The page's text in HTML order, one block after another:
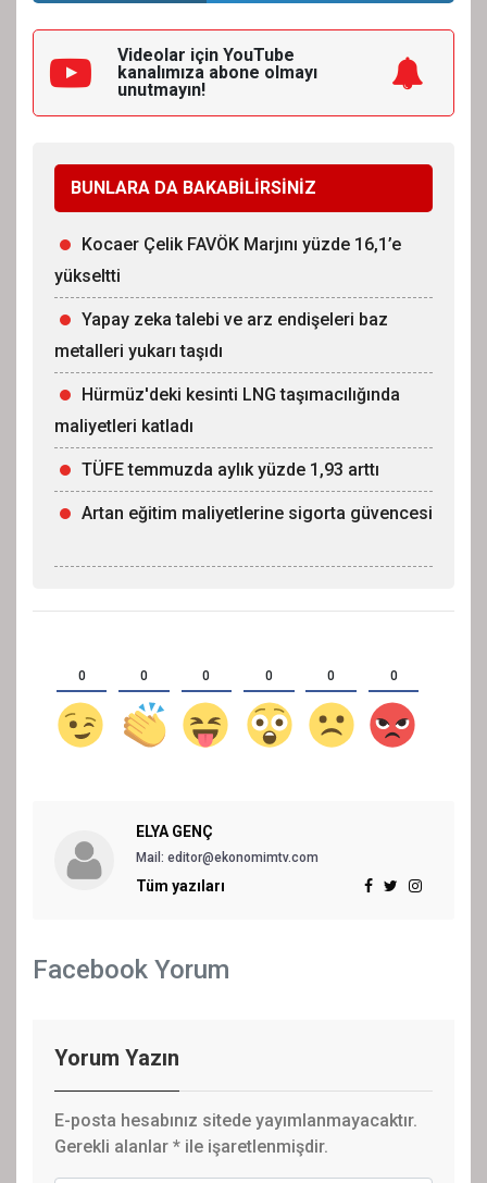
Videolar için YouTube
kanalımıza abone olmayı
unutmayın!
BUNLARA DA BAKABİLİRSİNİZ
Kocaer Çelik FAVÖK Marjını yüzde 16,1’e
yükseltti
Yapay zeka talebi ve arz endişeleri baz
metalleri yukarı taşıdı
Hürmüz'deki kesinti LNG taşımacılığında
maliyetleri katladı
TÜFE temmuzda aylık yüzde 1,93 arttı
Artan eğitim maliyetlerine sigorta güvencesi
0 0 0 0 0 0
ELYA GENÇ
Mail: editor@ekonomimtv.com
Tüm yazıları
Facebook Yorum
Yorum Yazın
E-posta hesabınız sitede yayımlanmayacaktır.
Gerekli alanlar * ile işaretlenmişdir.